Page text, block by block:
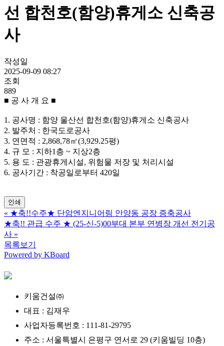
선 합천호(함양)휴게소 신축공
사
작성일
2025-09-09 08:27
조회
889
■ 공 사 개 요 ■
1. 공사명 : 함양 울산선 합천호(함양)휴게소 신축공사
2. 발주처 : 한국도로공사
3. 연면적 : 2,868,78㎡(3,929.25평)
4. 규 모 : 지하1층 ~ 지상2층
5. 용 도 : 관광휴게시설, 위험물 저장 및 처리시설
6. 공사기간 : 착공일로부터 420일
인쇄
« ★축!!수주★ 단암엔지니어링 안양동 공장 증축공사
★축!! 관급 수주 ★ (25-신-5)00부대 본부 연병장 개선 전기공
사 »
목록보기
Powered by KBoard
키움건설㈜
대표 : 김재우
사업자등록번호 : 111-81-29795
주소 : 서울특별시 은평구 연서로 29 (키움빌딩 10층)